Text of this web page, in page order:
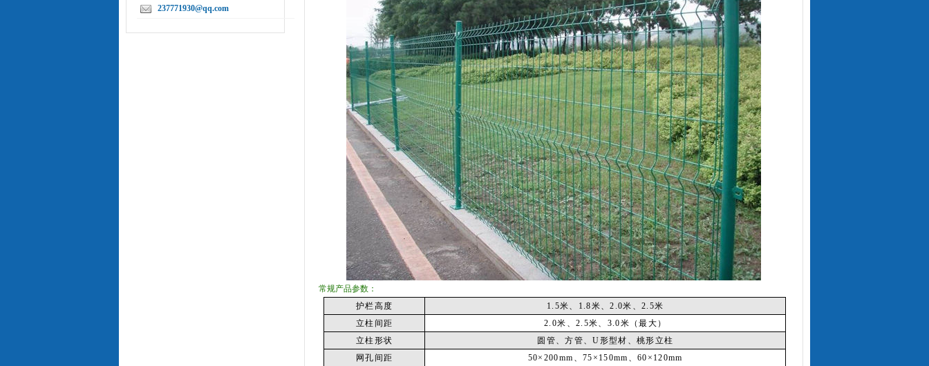
237771930@qq.com
常规产品参数：
护栏高度
1.5米、 1.8米、2.0米 、2.5米
立柱间距
2.0米 、 2.5米、 3.0米 （最大）
立柱形状
圆管、方管、U形型材、桃形立柱
网孔间距
50× 200mm 、 75 × 150mm 、 60 × 120mm